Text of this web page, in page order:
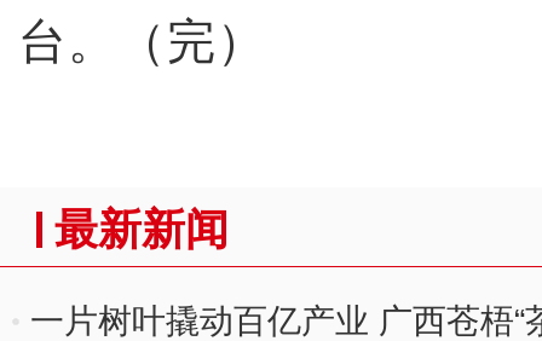
台。（完）
最新新闻
一片树叶撬动百亿产业 广西苍梧“